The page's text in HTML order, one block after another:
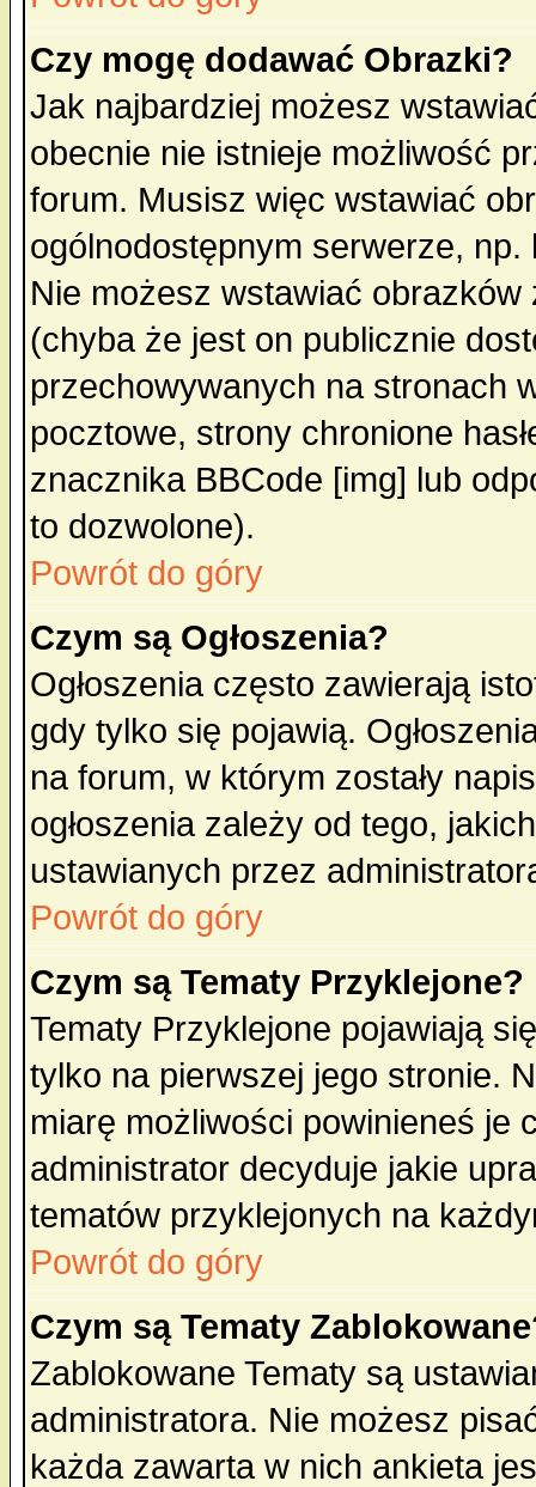
Czy mogę dodawać Obrazki?
Jak najbardziej możesz
obecnie nie istnieje możliwość
forum. Musisz więc wstawiać
ogólnodostępnym serwerze,
Nie możesz wstawiać
(chyba że jest on publicznie
przechowywanych na stronach
pocztowe, strony chronione
znacznika BBCode [img] lub
to dozwolone).
Powrót do góry
Czym są Ogłoszenia?
Ogłoszenia często zawierają
gdy tylko się pojawią.
na forum, w którym zostały
ogłoszenia zależy od tego,
ustawianych przez
Powrót do góry
Czym są Tematy Przyklejone?
Tematy Przyklejone pojawiają
tylko na pierwszej jego stronie.
miarę możliwości powinieneś je
administrator decyduje jakie
tematów przyklejonych na
Powrót do góry
Czym są Tematy
Zablokowane Tematy są
administratora. Nie możesz
każda zawarta w nich ankieta